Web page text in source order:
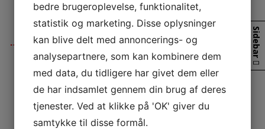
ÅRETS FØRSTE HAVØRRED.
Fantastisk debutfisk på min nye UL stang. Savage Gear
SG2 Light Game 7,3fod. 5-18gr. Fisken faldt for en LT
Sandeel 11gr. I farven Motoroil UV. Det var årets første
Havørred for mit vedkommende. Så en godkendt start på
årets havørredfiskeri. 2,15kg. 58cm.
Sidebar
bedre brugeroplevelse, funktionalitet,
statistik og marketing. Disse oplysninger
kan blive delt med annoncerings- og
analysepartnere, som kan kombinere dem
med data, du tidligere har givet dem eller
de har indsamlet gennem din brug af deres
tjenester. Ved at klikke på 'OK' giver du
samtykke til disse formål.